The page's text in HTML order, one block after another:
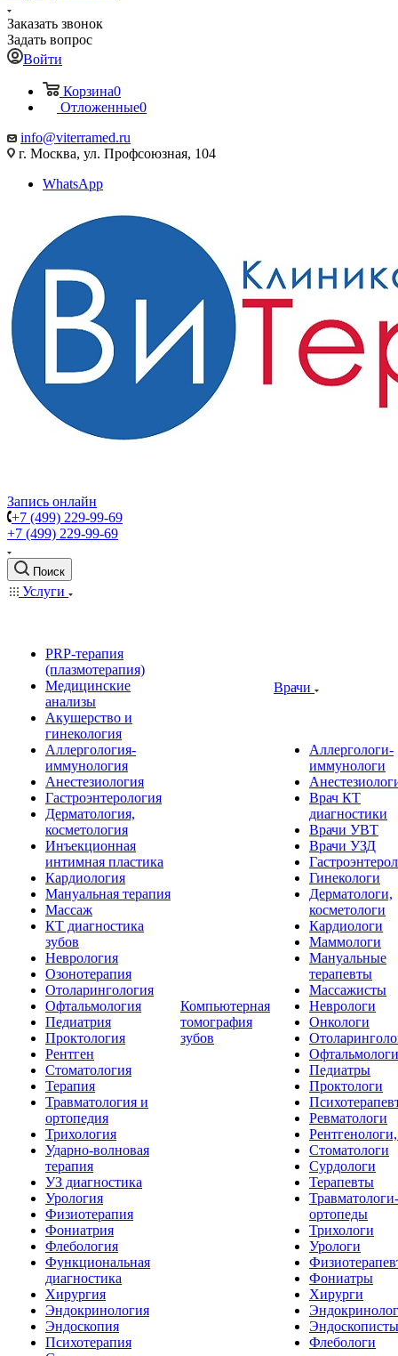
Заказать звонок
Задать вопрос
Войти
Корзина0
Отложенные0
info@viterramed.ru
г. Москва, ул. Профсоюзная, 104
WhatsApp
Запись онлайн
+7 (499) 229-99-69
+7 (499) 229-99-69
Поиск
Услуги
PRP-терапия
(плазмотерапия)
Медицинские
анализы
Акушерство и
гинекология
Аллергология-
иммунология
Анестезиология
Гастроэнтерология
Дерматология,
косметология
Инъекционная
интимная пластика
Кардиология
Мануальная терапия
Массаж
КТ диагностика
зубов
Неврология
Озонотерапия
Отоларингология
Офтальмология
Педиатрия
Проктология
Рентген
Стоматология
Терапия
Травматология и
ортопедия
Трихология
Ударно-волновая
терапия
УЗ диагностика
Урология
Физиотерапия
Фониатрия
Флебология
Функциональная
диагностика
Хирургия
Эндокринология
Эндоскопия
Психотерапия
Компьютерная
томография
зубов
Врачи
Аллергологи-
иммунологи
Врач КТ
диагностики
Врачи УВТ
Врачи УЗД
Гинекологи
Дерматологи,
косметологи
Кардиологи
Маммологи
Мануальные
терапевты
Массажисты
Неврологи
Онкологи
Офтальмологи
Педиатры
Проктологи
Ревматологи
Стоматологи
Сурдологи
Терапевты
Травматологи-
ортопеды
Трихологи
Урологи
Фониатры
Хирурги
Эндоскописты
Флебологи